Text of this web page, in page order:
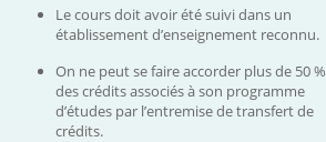
Le cours doit avoir été suivi dans un
établissement d’enseignement reconnu.
On ne peut se faire accorder plus de 50 %
des crédits associés à son programme
d’études par l’entremise de transfert de
crédits.